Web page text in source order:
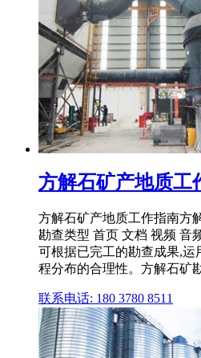
方解石矿产地质工
方解石矿产地质工作指南方
勘查类型 首页 文档 视频 音
可根据已完工的勘查成果,
程分布的合理性。方解石矿
联系电话: 180 3780 8511